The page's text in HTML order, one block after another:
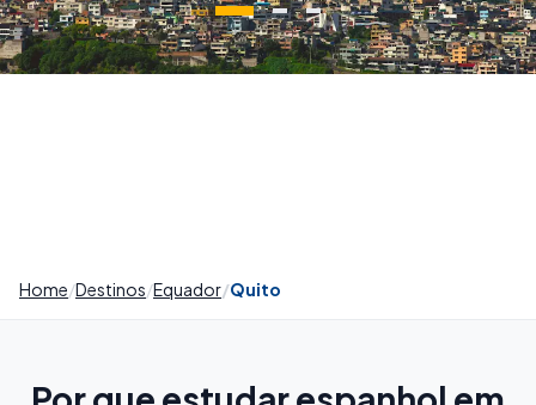
Home Destinos Equador Quito